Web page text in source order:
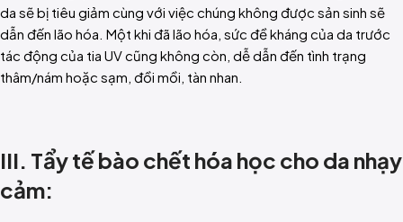
da sẽ bị tiêu giảm cùng với việc chúng không được sản sinh sẽ
dẫn đến lão hóa. Một khi đã lão hóa, sức đề kháng của da trước
tác động của tia UV cũng không còn, dễ dẫn đến tình trạng
thâm/nám hoặc sạm, đồi mồi, tàn nhan.
III. Tẩy tế bào chết hóa học cho da nhạy
cảm: